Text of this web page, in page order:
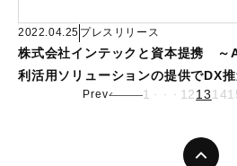
2022.04.25 プレスリリース
株式会社インテックと資本提携 ～
利活用ソリューションの提供でDX
Prev 1 ・・・ 1213 14